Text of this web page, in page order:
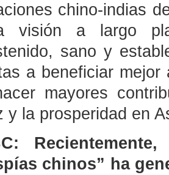
chino-indias
visión a largo
sano y
a beneficiar
mayores
y la prosperidad en
chinos” ha